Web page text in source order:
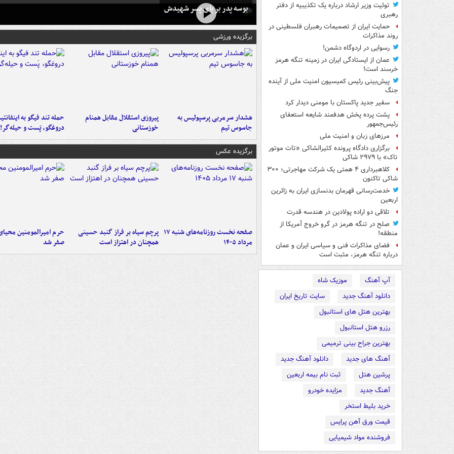
توئیت وزیر ارشاد درباره یک تکذیبیه از دفتر
رهبری
حمایت ایران از تصمیمات رهبران فلسطینی در
روند مذاکرات
رسوایی در اردوگاه دشمن!
عمان از ایستادگی ایران در زمینه تنگه هرمز
خرسند است!
پیش‌بینی رئیس کمیسیون امنیت ملی از آینده
جنگ
سفیر جدید پاکستان با مومنی دیدار کرد
پشت پرده پخش هدفمند شایعه استعفای
رئیس‌جمهور
مرزهای زبان و امنیت ملی
برگزاری دادگاه پرونده کثیرالشاکی «تات موتور
تاک» با ۲۹۷۹ شاکی
کلاهبرداری ۴ همتی یک شرکت مهاجرتی؛ ۳۰۰
شاکی تاکنون
خدمت‌رسانی قهرمان بدنسازی ایران به زائرین
اربعین
تلاقی دو اراده پولادین در هندسه قدرت
صلح در تنگه هرمز در گرو خروج آمریکا از
منطقه!
فضای مذاکرات فنی و سیاسی ایران و عمان
درباره تنگه هرمز، مثبت است
آپ آهنگ
موزیک شاه
دانلود آهنگ جدید
سایت تاریخ ایران
بهترین هتل های استانبول
رزرو هتل استانبول
بهترین جراح بینی ترمیمی
آهنگ های جدید
دانلود آهنگ جدید
پرشین هتل
ثبت نام بیمه اربعین
آهنگ جدید
مزایده خودرو
خرید بلیط استخر
قیمت ورق آهن پرایس
فروشنده مواد شیمیایی
بوسه‌ پدر بر پای پسر شهیدش
برگزیده ورزشی
هشدار سرمربی پرسپولیس به
جاسوس تیم
پیروزی استقلال مقابل همنام
خوزستانی
حمله تند فیگو به
دروغگو، پَست‌ و حیله‌گر!
برگزیده عکس
صفحه نخست روزنامه‌های شنبه ۱۷
مرداد ۱۴۰۵
پرچم سیاه بر فراز گنبد حسینی
همچنان در اهتزاز است
حرم امیرالمومنین
صفر شد